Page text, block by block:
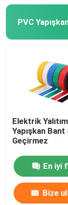
PVC
Elektrik
Yapışkan Bant
Geçirmez
En iyi
Bize